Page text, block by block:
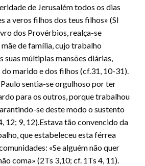
de Jerusalém todos os dias
a veros filhos dos teus filhos» (Sl
dos Provérbios, realça-se
de família, cujo trabalho
suas múltiplas mansões diárias,
marido e dos filhos (cf.31, 10-31).
sentia-se orgulhoso por ter
para os outros, porque trabalhou
se deste modo o sustento
12; 9, 12).Estava tão convencido da
que estabeleceu esta férrea
«Se alguém não quer
coma» (2Ts 3,10; cf. 1Ts 4, 11).